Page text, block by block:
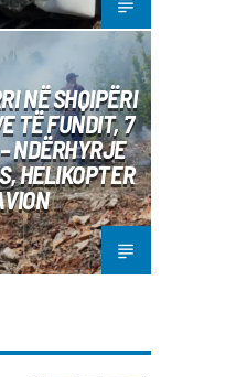
NË SHQIPËRI
TË FUNDIT, 7
NDËRHYRJE
HELIKOPTER